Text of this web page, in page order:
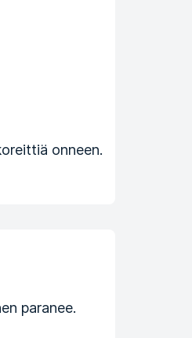
onneen.
paranee.